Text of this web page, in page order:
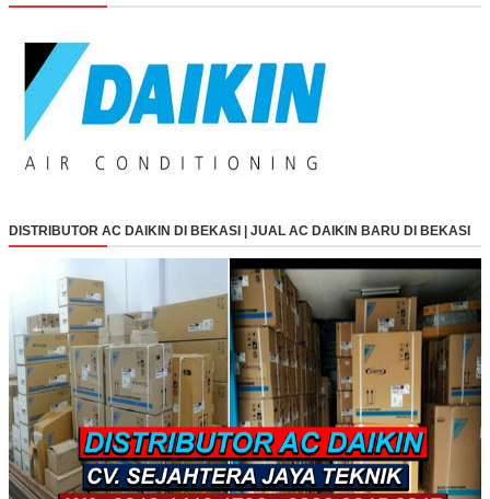
DISTRIBUTOR AC DAIKIN DI BEKASI | JUAL AC DAIKIN BARU DI BEKASI